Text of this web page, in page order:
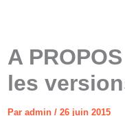
A
les
Par admin / 26 juin 2015